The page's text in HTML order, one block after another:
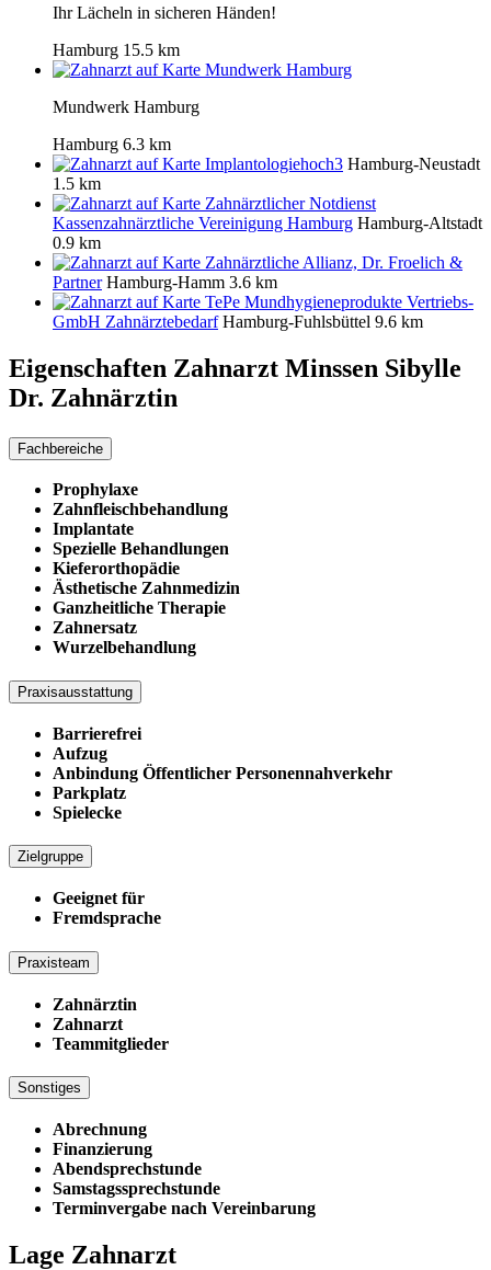
Ihr Lächeln in sicheren Händen!
Hamburg 15.5 km
Mundwerk Hamburg
Mundwerk Hamburg
Hamburg 6.3 km
Implantologiehoch3 Hamburg-Neustadt
1.5 km
Zahnärztlicher Notdienst
Kassenzahnärztliche Vereinigung Hamburg Hamburg-Altstadt
0.9 km
Zahnärztliche Allianz, Dr. Froelich &
Partner Hamburg-Hamm 3.6 km
TePe Mundhygieneprodukte Vertriebs-
GmbH Zahnärztebedarf Hamburg-Fuhlsbüttel 9.6 km
Eigenschaften Zahnarzt Minssen Sibylle
Dr. Zahnärztin
Fachbereiche
Prophylaxe
Zahnfleischbehandlung
Implantate
Spezielle Behandlungen
Kieferorthopädie
Ästhetische Zahnmedizin
Ganzheitliche Therapie
Zahnersatz
Wurzelbehandlung
Praxisausstattung
Barrierefrei
Aufzug
Anbindung Öffentlicher Personennahverkehr
Parkplatz
Spielecke
Zielgruppe
Geeignet für
Fremdsprache
Praxisteam
Zahnärztin
Zahnarzt
Teammitglieder
Sonstiges
Abrechnung
Finanzierung
Abendsprechstunde
Samstagssprechstunde
Terminvergabe nach Vereinbarung
Lage Zahnarzt